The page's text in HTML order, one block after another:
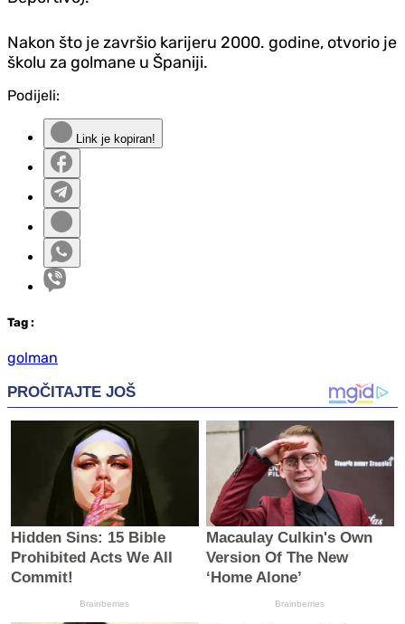
Nakon što je završio karijeru 2000. godine, otvorio je
školu za golmane u Španiji.
Podijeli:
Link je kopiran!
Tag :
golman